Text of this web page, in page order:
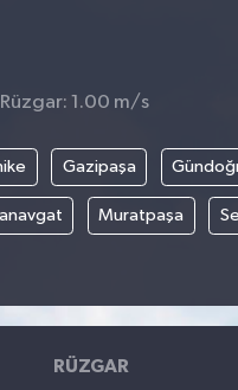
1.00 m/s
Gazipaşa
Muratpaşa
RÜZGAR